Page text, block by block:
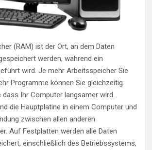
(RAM) ist der Ort, an dem Daten
werden, während ein
wird. Je mehr Arbeitsspeicher Sie
Programme können Sie gleichzeitig
dass Ihr Computer langsamer wird.
die Hauptplatine in einem Computer und
zwischen allen anderen
Auf Festplatten werden alle Daten
einschließlich des Betriebssystems,